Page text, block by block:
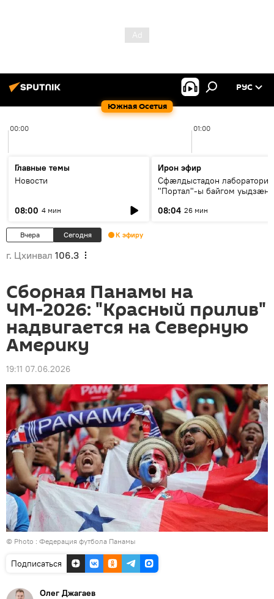
Южная Осетия
РУС
00:00 01:00
Главные темы
Новости
08:00 4 мин
Ирон эфир
Сфæлдыстадон лаборатори
"Портал"-ы байгом уыдзæн
Æхсары куыстыты равдыст
08:04 26 мин
Вчера Сегодня К эфиру
г. Цхинвал 106.3
Сборная Панамы на
ЧМ-2026: "Красный прилив"
надвигается на Северную
Америку
19:11 07.06.2026
© Photo : Федерация футбола Панамы
Подписаться
Олег Джагаев